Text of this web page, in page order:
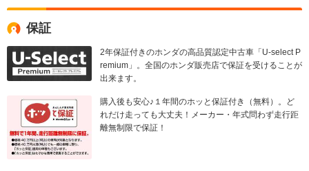
保証
2年保証付きのホンダの高品質認定中古車「U-select P
remium」。全国のホンダ販売店で保証を受けることが
出来ます。
購入後も安心♪１年間のホッと保証付き（無料）。ど
れだけ走っても大丈夫！メーカー・年式問わず走行距
離無制限で保証！